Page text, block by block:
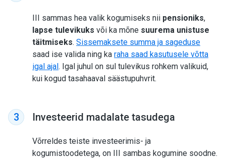
III sammas hea valik kogumiseks nii pensioniks,
lapse tulevikuks või ka mõne suurema unistuse
täitmiseks. Sissemaksete summa ja sageduse
saad ise valida ning ka raha saad kasutusele võtta
igal ajal. Igal juhul on sul tulevikus rohkem valikuid,
kui kogud tasahaaval säästupuhvrit.
3 Investeerid madalate tasudega
Võrreldes teiste investeerimis- ja
kogumistoodetega, on III sambas kogumine soodne.